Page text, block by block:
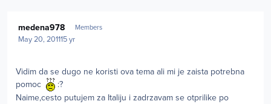
medena978 Members
May 20, 201115 yr
Vidim da se dugo ne koristi ova tema ali mi je zaista potrebna
pomoc
:?
Naime,cesto putujem za Italiju i zadrzavam se otprilike po